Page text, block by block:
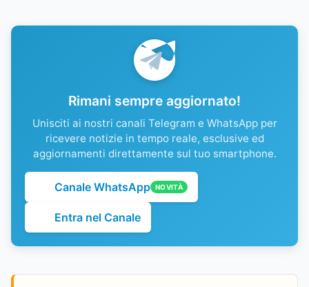
Rimani sempre aggiornato!
Unisciti ai nostri canali Telegram e WhatsApp per
ricevere notizie in tempo reale, esclusive ed
aggiornamenti direttamente sul tuo smartphone.
Canale WhatsApp NOVITÀ
Entra nel Canale